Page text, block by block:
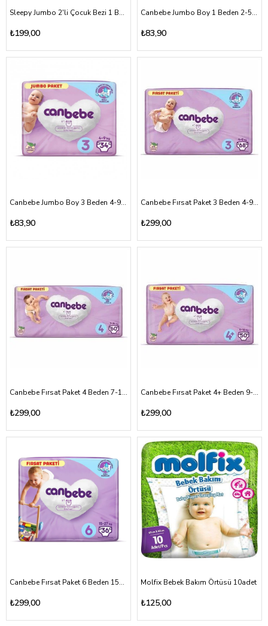
Sleepy Jumbo 2'li Çocuk Bezi 1 Beden 2-5kg
₺199,00
Canbebe Jumbo Boy 1 Beden 2-5kg
₺83,90
Canbebe Jumbo Boy 3 Beden 4-9kg
₺83,90
Canbebe Fırsat Paket 3 Beden 4-9kg
₺299,00
Canbebe Fırsat Paket 4 Beden 7-14kg
₺299,00
Canbebe Fırsat Paket 4+ Beden 9-16kg
₺299,00
Canbebe Fırsat Paket 6 Beden 15+kg
₺299,00
Molfix Bebek Bakım Örtüsü 10adet
₺125,00